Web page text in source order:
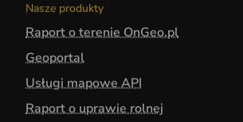
Nasze produkty
Raport o terenie OnGeo.pl
Geoportal
Usługi mapowe API
Raport o uprawie rolnej